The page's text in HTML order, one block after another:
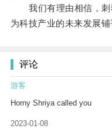
我们有理由相信，刺
为科技产业的未来发展铺
评论
游客
Horny Shriya called you
2023-01-08